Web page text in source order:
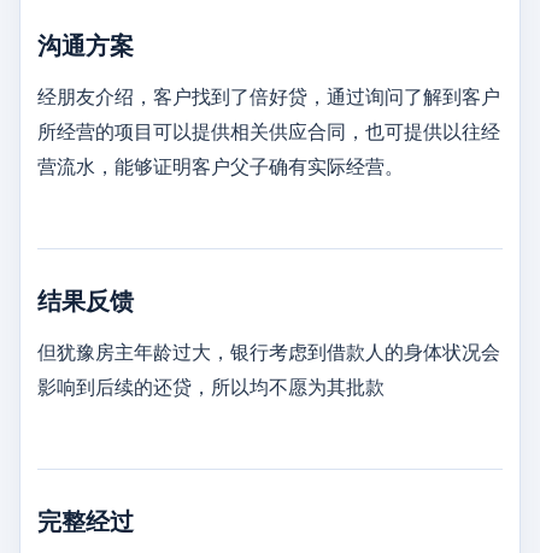
沟通方案
经朋友介绍，客户找到了倍好贷，通过询问了解到客户
所经营的项目可以提供相关供应合同，也可提供以往经
营流水，能够证明客户父子确有实际经营。
结果反馈
但犹豫房主年龄过大，银行考虑到借款人的身体状况会
影响到后续的还贷，所以均不愿为其批款
完整经过